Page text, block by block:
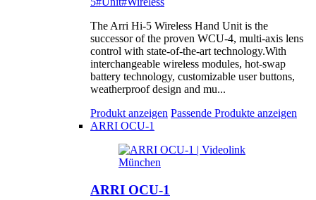
The Arri Hi-5 Wireless Hand Unit is the
successor of the proven WCU-4, multi-axis lens
control with state-of-the-art technology.With
interchangeable wireless modules, hot-swap
battery technology, customizable user buttons,
weatherproof design and mu...
Produkt anzeigen Passende Produkte anzeigen
ARRI OCU-1
ARRI OCU-1